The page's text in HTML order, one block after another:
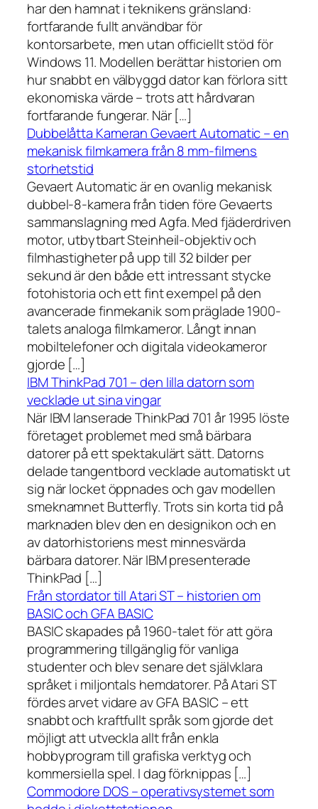
har den hamnat i teknikens gränsland:
fortfarande fullt användbar för
kontorsarbete, men utan officiellt stöd för
Windows 11. Modellen berättar historien om
hur snabbt en välbyggd dator kan förlora sitt
ekonomiska värde – trots att hårdvaran
fortfarande fungerar. När […]
Dubbelåtta Kameran Gevaert Automatic – en
mekanisk filmkamera från 8 mm-filmens
storhetstid
Gevaert Automatic är en ovanlig mekanisk
dubbel-8-kamera från tiden före Gevaerts
sammanslagning med Agfa. Med fjäderdriven
motor, utbytbart Steinheil-objektiv och
filmhastigheter på upp till 32 bilder per
sekund är den både ett intressant stycke
fotohistoria och ett fint exempel på den
avancerade finmekanik som präglade 1900-
talets analoga filmkameror. Långt innan
mobiltelefoner och digitala videokameror
gjorde […]
IBM ThinkPad 701 – den lilla datorn som
vecklade ut sina vingar
När IBM lanserade ThinkPad 701 år 1995 löste
företaget problemet med små bärbara
datorer på ett spektakulärt sätt. Datorns
delade tangentbord vecklade automatiskt ut
sig när locket öppnades och gav modellen
smeknamnet Butterfly. Trots sin korta tid på
marknaden blev den en designikon och en
av datorhistoriens mest minnesvärda
bärbara datorer. När IBM presenterade
ThinkPad […]
Från stordator till Atari ST – historien om
BASIC och GFA BASIC
BASIC skapades på 1960-talet för att göra
programmering tillgänglig för vanliga
studenter och blev senare det självklara
språket i miljontals hemdatorer. På Atari ST
fördes arvet vidare av GFA BASIC – ett
snabbt och kraftfullt språk som gjorde det
möjligt att utveckla allt från enkla
hobbyprogram till grafiska verktyg och
kommersiella spel. I dag förknippas […]
Commodore DOS – operativsystemet som